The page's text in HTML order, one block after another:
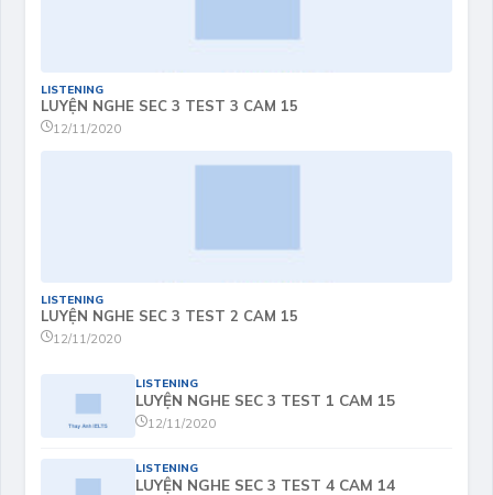
LISTENING
LUYỆN NGHE SEC 3 TEST 3 CAM 15
12/11/2020
LISTENING
LUYỆN NGHE SEC 3 TEST 2 CAM 15
12/11/2020
LISTENING
LUYỆN NGHE SEC 3 TEST 1 CAM 15
12/11/2020
LISTENING
LUYỆN NGHE SEC 3 TEST 4 CAM 14